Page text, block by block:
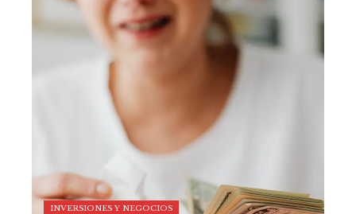
INVERSIONES Y NEGOCIOS